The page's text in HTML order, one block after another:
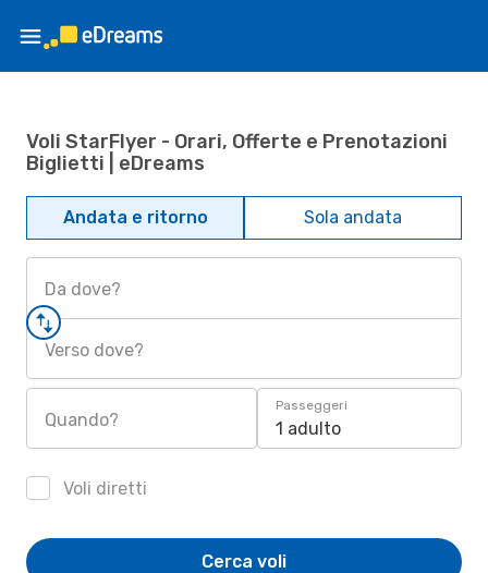
Voli StarFlyer - Orari, Offerte e Prenotazioni
Biglietti | eDreams
Andata e ritorno Sola andata
Da dove?
Verso dove?
Quando?
Passeggeri
1 adulto
Voli diretti
Cerca voli